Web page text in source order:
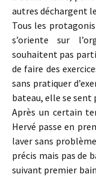
autres déchargent
Tous les
s’oriente sur
souhaitent pas
de faire des
sans pratiquer
bateau, elle se sent
Après un certain
Hervé passe en
laver sans
précis mais pas de
suivant premier